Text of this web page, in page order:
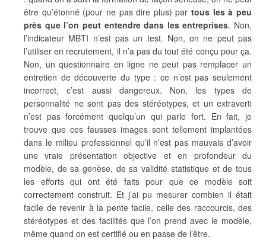
être qu’étonné (pour ne pas dire plus) partous les à peu
près que l’on peut entendre dans les entreprises. Non,
l’indicateur MBTI n’est pas un test. Non, on ne peut pas
l’utiliser en recrutement, il n’a pas du tout été conçu pour ça.
Non, un questionnaire en ligne ne peut pas remplacer un
entretien de découverte du type : ce n’est pas seulement
incorrect, c’est aussi dangereux. Non, les types de
personnalité ne sont pas des stéréotypes, et un extraverti
n’est pas forcément quelqu’un qui parle fort. En fait, je
trouve que ces fausses images sont tellement implantées
dans le milieu professionnel qu’il n’est pas mauvais d’avoir
une vraie présentation objective et en profondeur du
modèle, de sa genèse, de sa validité statistique et de tous
les efforts qui ont été faits pour que ce modèle soit
correctement construit. Et j’ai pu mesurer combien il était
facile de revenir à la pente facile, celle des raccourcis, des
stéréotypes et des facilités que l’on prend avec le modèle,
même quand on est certifié ou en passe de l’être.